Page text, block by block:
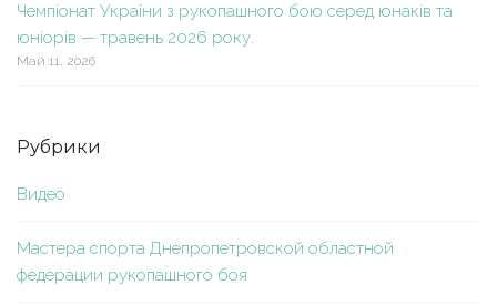
Чемпіонат України з рукопашного бою серед юнаків та
юніорів — травень 2026 року.
Май 11, 2026
Рубрики
Видео
Мастера спорта Днепропетровской областной
федерации рукопашного боя